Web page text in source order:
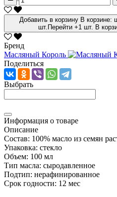
Добавить в корзину В корзине:
шт. Перейти +1 шт. В
Бренд
Масляный Король
Поделиться
Выбрать
Информация о товаре
Описание
Состав: 100% масло из семян
Упаковка: стекло
Объем: 100 мл
Тип масла: сыродавленное
Подтип: нерафинированное
Срок годности: 12 мес